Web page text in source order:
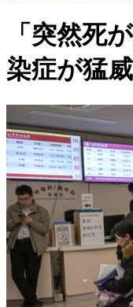
「突然死
染症が猛威